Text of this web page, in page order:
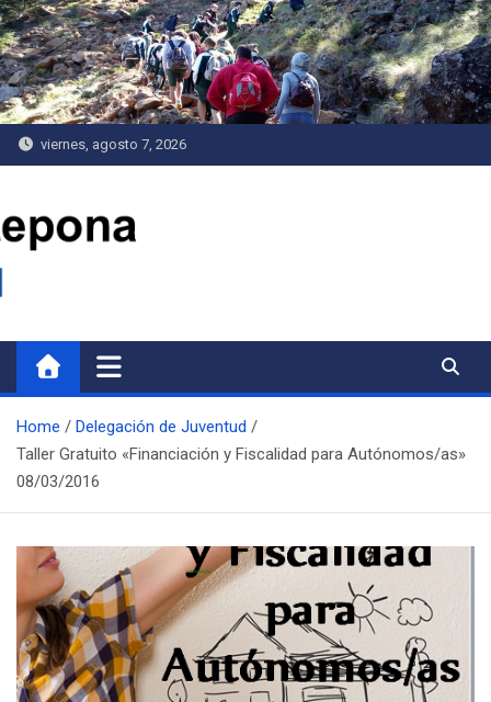
Saltar
al
contenido
viernes, agosto 7, 2026
Home
Delegación de Juventud
Taller Gratuito «Financiación y Fiscalidad para Autónomos/as»
08/03/2016